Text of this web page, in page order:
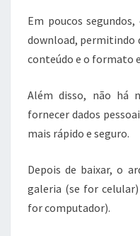
Em poucos
download, permitindo
conteúdo e o formato
Além disso, não há
fornecer dados
mais rápido e seguro.
Depois de baixar, o
galeria (se for
for computador).